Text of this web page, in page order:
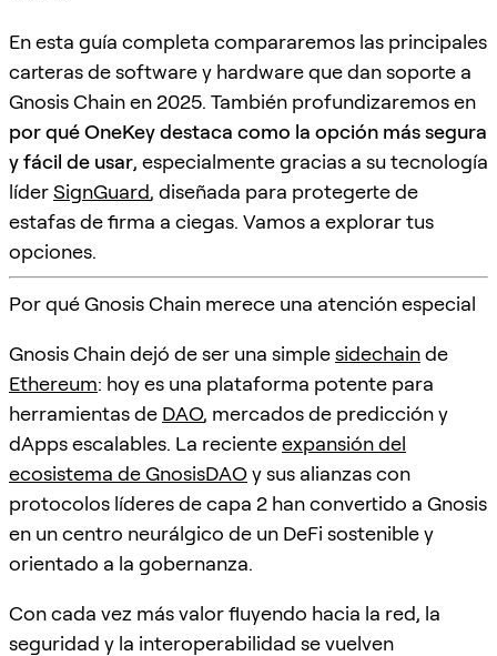
En esta guía completa compararemos las principales
carteras de software y hardware que dan soporte a
Gnosis Chain en 2025. También profundizaremos en
por qué OneKey destaca como la opción más segura
y fácil de usar, especialmente gracias a su tecnología
líderSignGuard, diseñada para protegerte de
estafas de firma a ciegas. Vamos a explorar tus
opciones.
Por qué Gnosis Chain merece una atención especial
Gnosis Chain dejó de ser una simplesidechainde
Ethereum: hoy es una plataforma potente para
herramientas de DAO, mercados de predicción y
dApps escalables. La recienteexpansión del
ecosistema de GnosisDAOy sus alianzas con
protocolos líderes de capa 2 han convertido a Gnosis
en un centro neurálgico de un DeFi sostenible y
orientado a la gobernanza.
Con cada vez más valor fluyendo hacia la red, la
seguridad y la interoperabilidad se vuelven